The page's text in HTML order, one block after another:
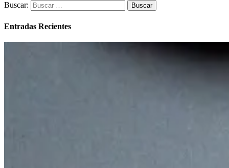
Buscar:
Entradas Recientes